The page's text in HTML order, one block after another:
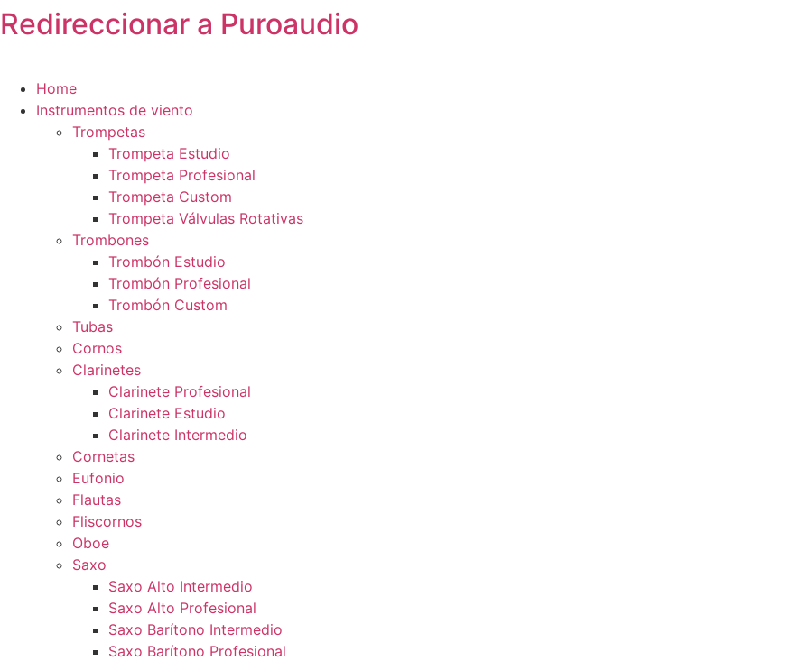
Ir
alRedireccionar a Puroaudio
Home
Instrumentos de viento
Trompetas
Trompeta Estudio
Trompeta Profesional
Trompeta Custom
Trompeta Válvulas Rotativas
Trombones
Trombón Estudio
Trombón Profesional
Trombón Custom
Tubas
Cornos
Clarinetes
Clarinete Profesional
Clarinete Estudio
Clarinete Intermedio
Cornetas
Eufonio
Flautas
Fliscornos
Oboe
Saxo
Saxo Alto Intermedio
Saxo Alto Profesional
Saxo Barítono Intermedio
Saxo Barítono Profesional